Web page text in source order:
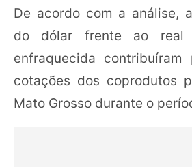
De acordo com a análise,
do dólar frente ao real
enfraquecida
cotações dos coprodutos
Mato Grosso durante o